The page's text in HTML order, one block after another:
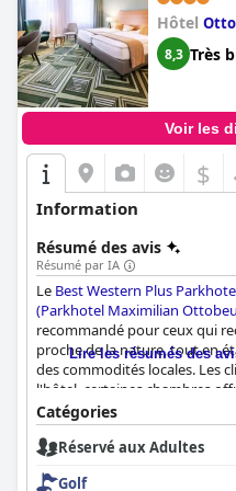
Hôtel
8,3 Très
Voir les
$
Information
Résumé des avis
Résumé par IA
Le Best Western Plus
(Parkhotel Maximilian
recommandé pour ceux qui
proche de la nature, tout en
des commodités locales. Les
l'hôtel, certaines chambres
campagne environnante. Le
point culminant du séjour, les
variété d'options disponibles
nourriture. Les chambres
Lire les résumés des
Catégories
Réservé aux Adultes
Golf